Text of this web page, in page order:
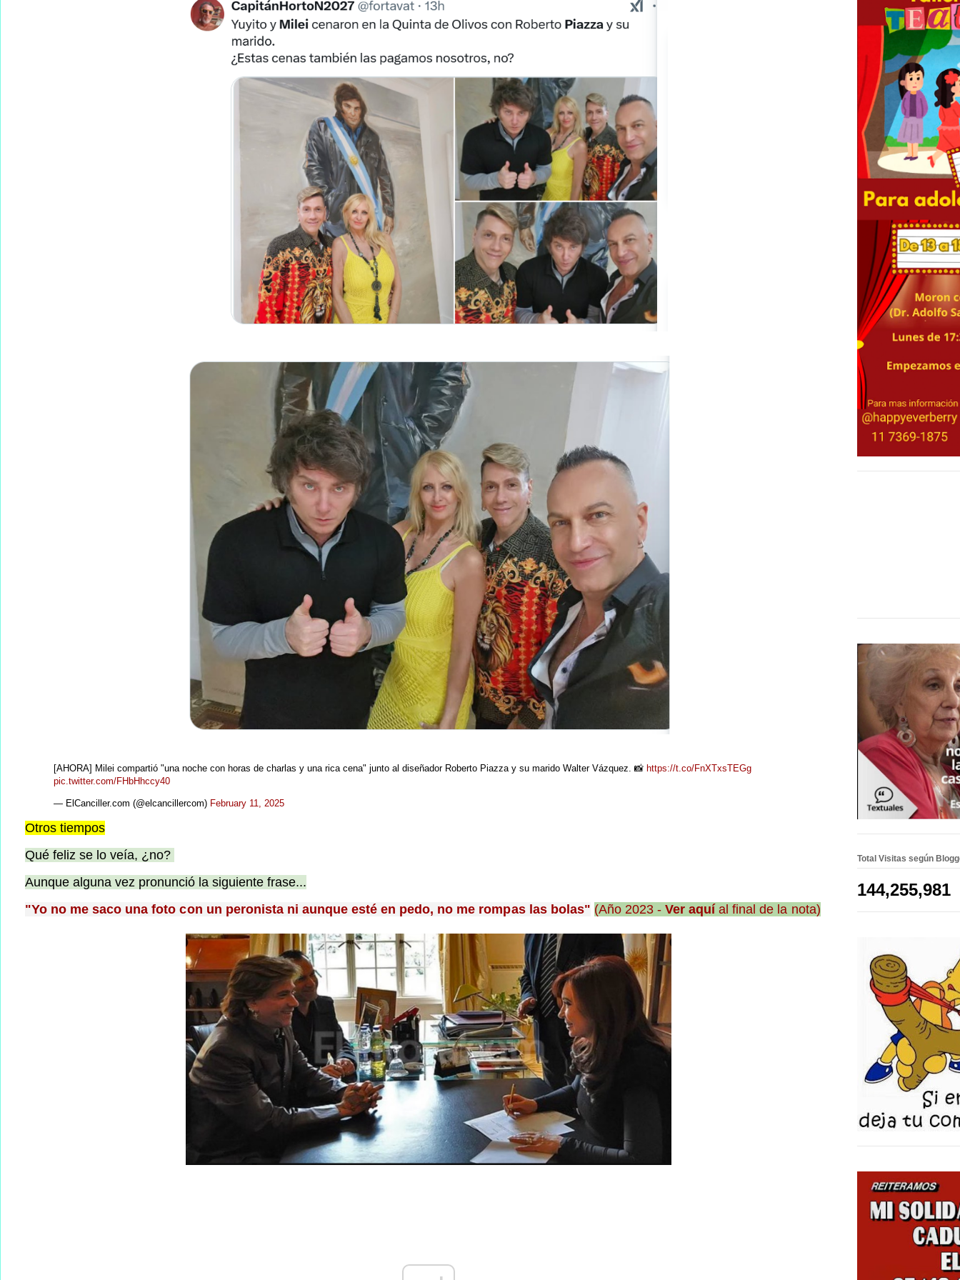
[AHORA] Milei compartió "una noche con horas de charlas y una rica cena" junto al diseñador Roberto Piazza y su marido Walter Vázquez. 📸 https://t.co/FnXTxsTEGg
pic.twitter.com/FHbHhccy40
— ElCanciller.com (@elcancillercom) February 11, 2025
Otros tiempos
Qué feliz se lo veía, ¿no?
Aunque alguna vez pronunció la siguiente frase...
"Yo no me saco una foto con un peronista ni aunque esté en pedo, no me rompas las bolas" (Año 2023 -Ver aquíal final de la nota)
Total Visitas según
144,255,981